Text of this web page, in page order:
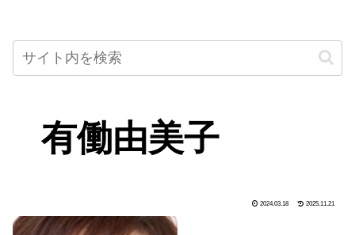
有働由美子
2024.03.18 2025.11.21